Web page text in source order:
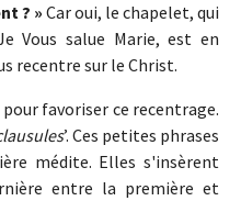
? »Car oui, le chapelet, qui
Vous salue Marie, est en
recentre sur le Christ.
favoriser ce recentrage.
’. Ces petites phrases
médite. Elles s'insèrent
entre la première et